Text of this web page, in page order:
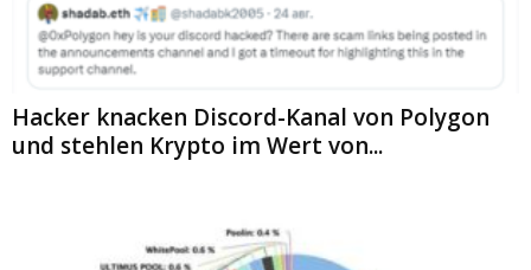
Hacker knacken Discord-Kanal von Polygon
und stehlen Krypto im Wert von...